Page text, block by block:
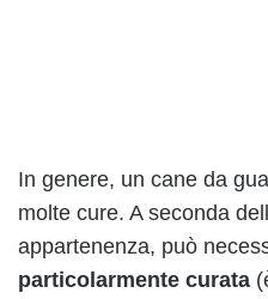
In genere, un cane da
molte cure. A seconda
appartenenza, può
particolarmente curata